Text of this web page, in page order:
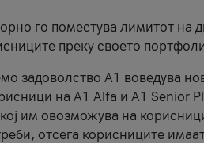
го поместува лимитот на
преку своето
задоволство А1 воведува
на А1 Alfa и A1 Senior
им овозможува на
отсега корисниците